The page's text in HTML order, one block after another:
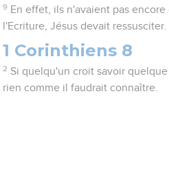
9 En effet, ils n'avaient pas encore
l'Ecriture, Jésus devait ressusciter.
1 Corinthiens 8
2 Si quelqu'un croit savoir
rien comme il faudrait connaître.